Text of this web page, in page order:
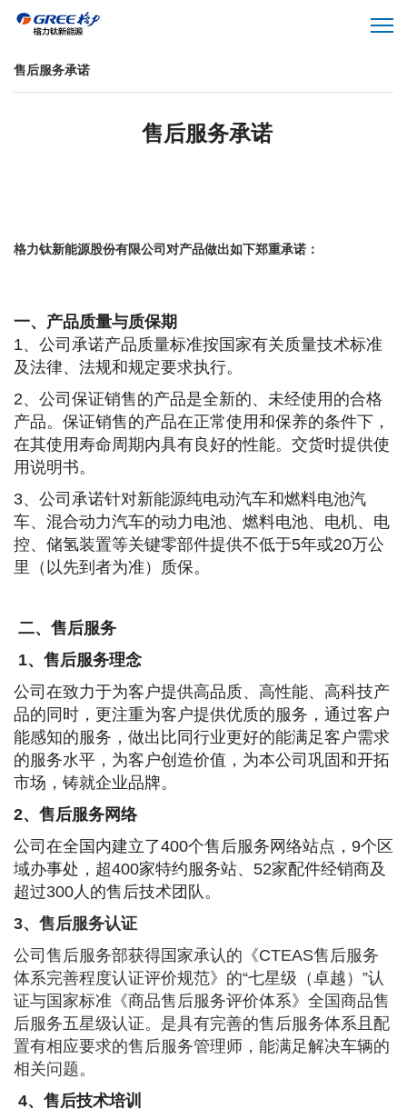
售后服务承诺
售后服务承诺
格力钛新能源股份有限公司对产品做出如下郑重承诺：
一、产品质量与质保期
1、公司承诺产品质量标准按国家有关质量技术标准
及法律、法规和规定要求执行。
2、公司保证销售的产品是全新的、未经使用的合格
产品。保证销售的产品在正常使用和保养的条件下，
在其使用寿命周期内具有良好的性能。交货时提供使
用说明书。
3、公司承诺针对新能源纯电动汽车和燃料电池汽
车、混合动力汽车的动力电池、燃料电池、电机、电
控、储氢装置等关键零部件提供不低于5年或20万公
里（以先到者为准）质保。
二、售后服务
1、售后服务理念
公司在致力于为客户提供高品质、高性能、高科技产
品的同时，更注重为客户提供优质的服务，通过客户
能感知的服务，做出比同行业更好的能满足客户需求
的服务水平，为客户创造价值，为本公司巩固和开拓
市场，铸就企业品牌。
2、售后服务网络
公司在全国内建立了400个售后服务网络站点， 9个区
域办事处，超400家特约服务站、 52家配件经销商及
超过300人的售后技术团队。
3、售后服务认证
公司售后服务部获得国家承认的《CTEAS售后服务
体系完善程度认证评价规范》的“七星级（卓越） ”认
证与国家标准《商品售后服务评价体系》全国商品售
后服务五星级认证。是具有完善的售后服务体系且配
置有相应要求的售后服务管理师，能满足解决车辆的
相关问题。
4、售后技术培训